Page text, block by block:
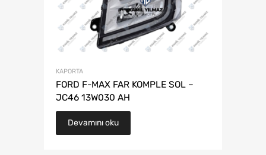
KAPORTA
FORD F-MAX FAR KOMPLE SOL –
JC46 13W030 AH
Devamını oku